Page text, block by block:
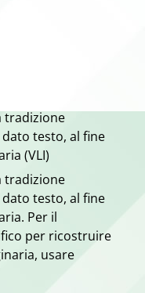
tradizione
testo, al fine
(VLI)
tradizione
testo, al fine
Per il
per ricostruire
usare